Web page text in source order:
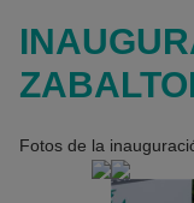
Fotos de la